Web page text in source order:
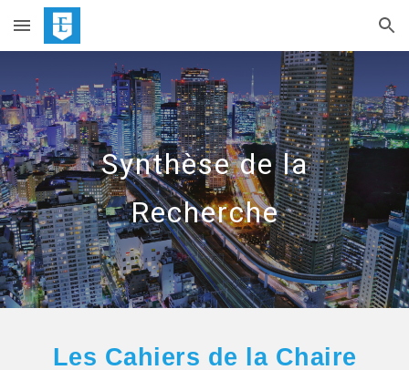
Skip to main content Skip to navigation
Synthèse de la
Recherche
Les Cahiers de la Chaire